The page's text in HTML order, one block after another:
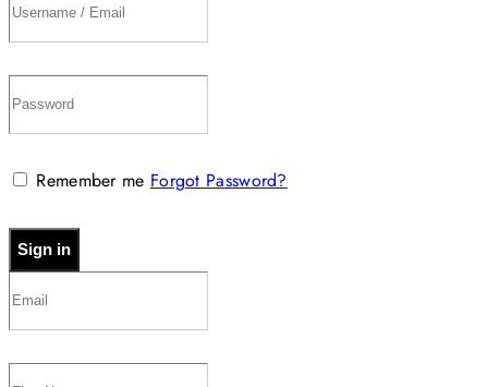
Remember me Forgot Password?
Sign in